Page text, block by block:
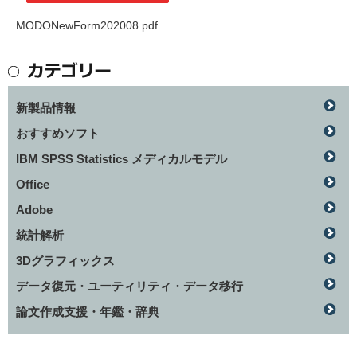
MODONewForm202008.pdf
新製品情報
おすすめソフト
IBM SPSS Statistics メディカルモデル
Office
Adobe
統計解析
3Dグラフィックス
データ復元・ユーティリティ・データ移行
論文作成支援・年鑑・辞典